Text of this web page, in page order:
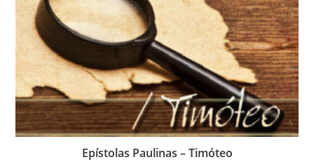
Epístolas Paulinas – Timóteo